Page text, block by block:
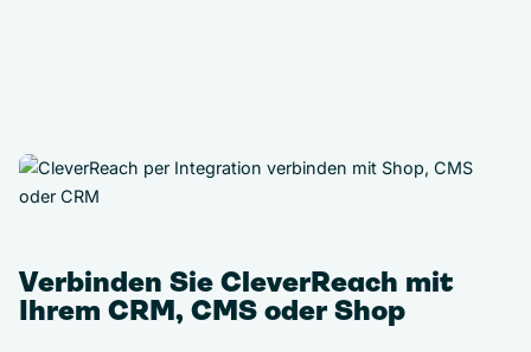
Verbinden Sie CleverReach mit
Ihrem CRM, CMS oder Shop